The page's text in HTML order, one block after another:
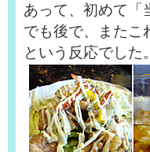
あって、初めて「
でも後で、また
という反応でした。